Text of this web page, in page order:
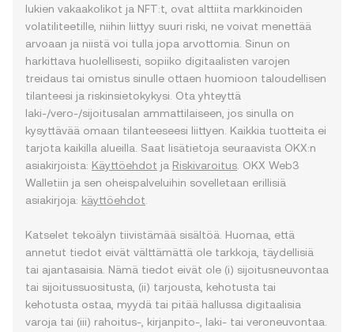
lukien vakaakolikot ja NFT:t, ovat alttiita markkinoiden
volatiliteetille, niihin liittyy suuri riski, ne voivat menettää
arvoaan ja niistä voi tulla jopa arvottomia. Sinun on
harkittava huolellisesti, sopiiko digitaalisten varojen
treidaus tai omistus sinulle ottaen huomioon taloudellisen
tilanteesi ja riskinsietokykysi. Ota yhteyttä
laki-/vero-/sijoitusalan ammattilaiseen, jos sinulla on
kysyttävää omaan tilanteeseesi liittyen. Kaikkia tuotteita ei
tarjota kaikilla alueilla. Saat lisätietoja seuraavista OKX:n
asiakirjoista: Käyttöehdot ja Riskivaroitus . OKX Web3
Walletiin ja sen oheispalveluihin sovelletaan erillisiä
asiakirjoja: käyttöehdot
Katselet tekoälyn tiivistämää sisältöä. Huomaa, että
annetut tiedot eivät välttämättä ole tarkkoja, täydellisiä
tai ajantasaisia. Nämä tiedot eivät ole (i) sijoitusneuvontaa
tai sijoitussuositusta, (ii) tarjousta, kehotusta tai
kehotusta ostaa, myydä tai pitää hallussa digitaalisia
varoja tai (iii) rahoitus-, kirjanpito-, laki- tai veroneuvontaa.